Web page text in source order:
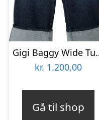
Gigi Baggy
kr. 1.200,00
Gå til shop